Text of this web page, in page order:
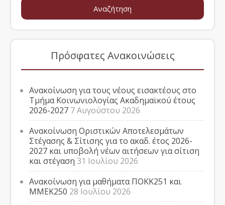
Πρόσφατες Ανακοινώσεις
Ανακοίνωση για τους νέους εισακτέους στο
Τμήμα Κοινωνιολογίας Ακαδημαϊκού έτους
2026-2027 7 Αυγούστου 2026
Ανακοίνωση Οριστικών Αποτελεσμάτων
Στέγασης & Σίτισης για το ακαδ. έτος 2026-
2027 και υποβολή νέων αιτήσεων για σίτιση
και στέγαση 31 Ιουλίου 2026
Ανακοίνωση για μαθήματα ΠΟΚΚ251 και
ΜΜΕΚ250 28 Ιουλίου 2026